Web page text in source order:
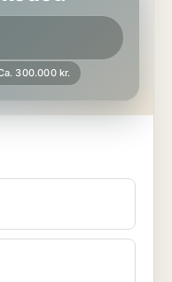
300.000 kr.